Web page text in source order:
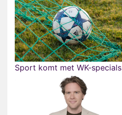
Sport komt met WK-specials